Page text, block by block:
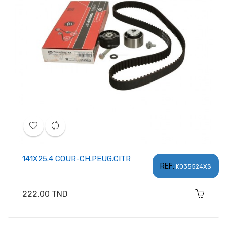
REF: K035524XS
141X25.4 COUR-CH.PEUG.CITR
Prix
222,00 TND